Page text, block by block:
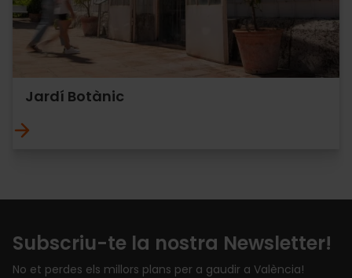
Jardí Botànic
Subscriu-te la nostra Newsletter!
No et perdes els millors plans per a gaudir a València!